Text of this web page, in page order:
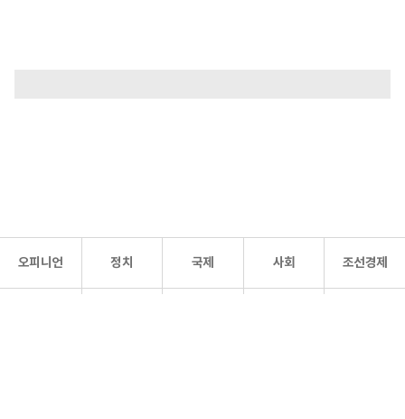
오피니언 정치 국제 사회 조선경제